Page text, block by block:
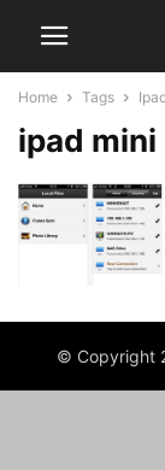
Home Tags
ipad mini
© Copyright